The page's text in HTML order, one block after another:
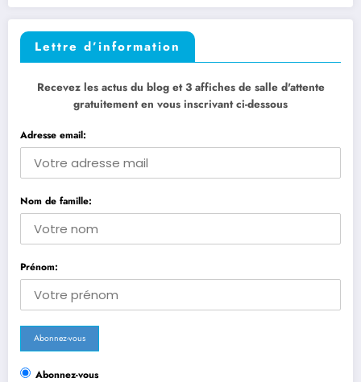
Lettre d’information
Recevez les actus du blog et 3 affiches de salle d'attente
gratuitement en vous inscrivant ci-dessous
Adresse email:
Nom de famille:
Prénom:
Abonnez-vous